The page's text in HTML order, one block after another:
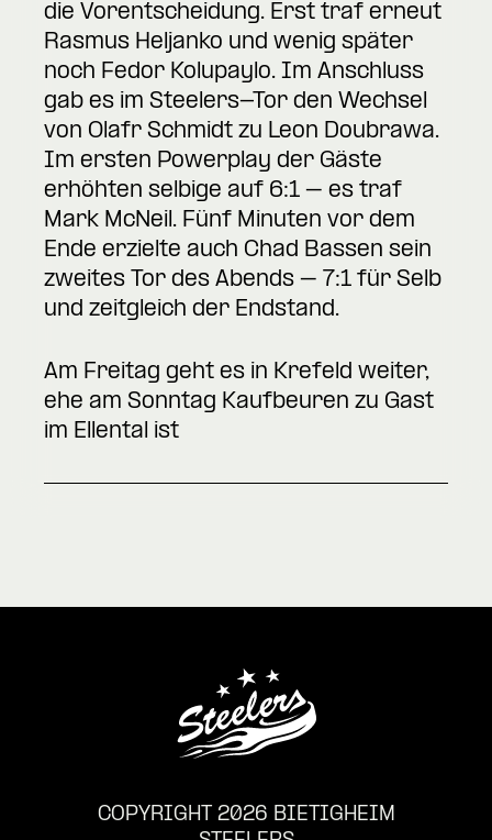
die Vorentscheidung. Erst traf erneut
Rasmus Heljanko und wenig später
noch Fedor Kolupaylo. Im Anschluss
gab es im Steelers-Tor den Wechsel
von Olafr Schmidt zu Leon Doubrawa.
Im ersten Powerplay der Gäste
erhöhten selbige auf 6:1 – es traf
Mark McNeil. Fünf Minuten vor dem
Ende erzielte auch Chad Bassen sein
zweites Tor des Abends – 7:1 für Selb
und zeitgleich der Endstand.
Am Freitag geht es in Krefeld weiter,
ehe am Sonntag Kaufbeuren zu Gast
im Ellental ist
COPYRIGHT 2026 BIETIGHEIM